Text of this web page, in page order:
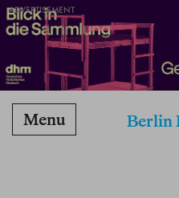
ADVERTISEMENT
Berlin
Menu